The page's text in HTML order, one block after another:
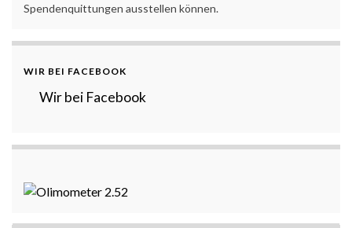
Spendenquittungen ausstellen können.
WIR BEI FACEBOOK
Wir bei Facebook